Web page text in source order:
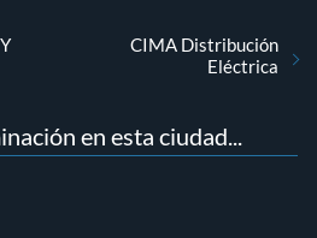
CIMA Distribución
Eléctrica
en esta ciudad...